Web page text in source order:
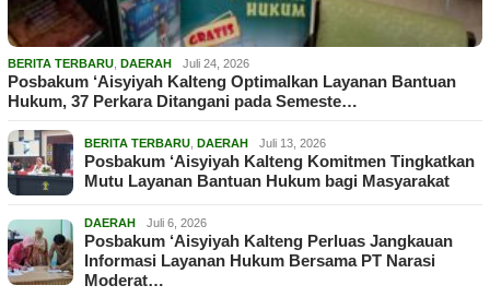
BERITA TERBARU DAERAH Juli 24, 2026
Posbakum ‘Aisyiyah Kalteng Optimalkan Layanan Bantuan
Hukum, 37 Perkara Ditangani pada Semeste…
BERITA TERBARU DAERAH Juli 13, 2026
Posbakum ‘Aisyiyah Kalteng Komitmen Tingkatkan
Mutu Layanan Bantuan Hukum bagi Masyarakat
DAERAH Juli 6, 2026
Posbakum ‘Aisyiyah Kalteng Perluas Jangkauan
Informasi Layanan Hukum Bersama PT Narasi
Moderat…